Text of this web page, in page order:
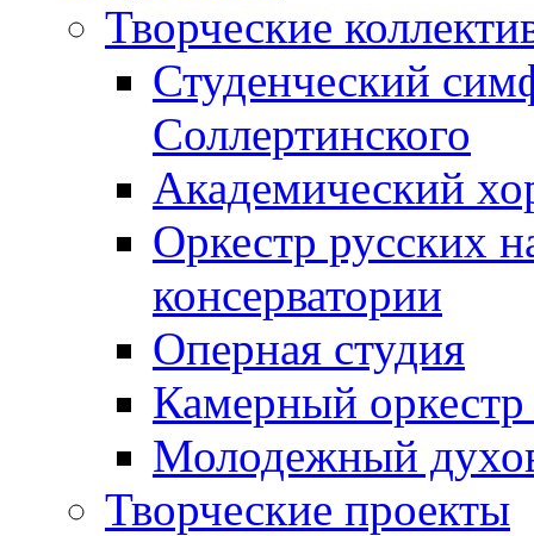
Творческие
Студенческий
Соллертинского
Академический
Оркестр русских
консерватории
Оперная студия
Камерный оркестр
Молодежный
Творческие проекты